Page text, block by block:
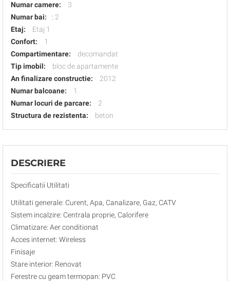
Numar camere:
3
Numar bai:
: 2
Etaj:
Etaj 1
Confort:
1
Compartimentare:
decomandat
Tip imobil:
bloc de apartamente
An finalizare constructie:
2012
Numar balcoane:
1
Numar locuri de parcare:
2
Structura de rezistenta:
beton
DESCRIERE
Specificatii Utilitati
Utilitati generale: Curent, Apa, Canalizare, Gaz, CATV
Sistem incalzire: Centrala proprie, Calorifere
Climatizare: Aer conditionat
Acces internet: Wireless
Finisaje
Stare interior: Renovat
Ferestre cu geam termopan: PVC